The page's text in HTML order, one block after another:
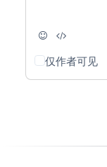
仅作者可见